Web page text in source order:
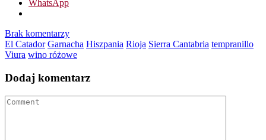
WhatsApp
Brak komentarzy
El Catador Garnacha Hiszpania Rioja Sierra Cantabria tempranillo
Viura wino różowe
Dodaj komentarz